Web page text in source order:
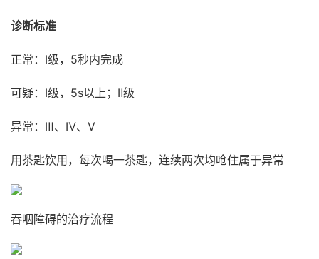
诊断标准
正常：Ⅰ级，5秒内完成
可疑：Ⅰ级，5s以上；Ⅱ级
异常：Ⅲ、Ⅳ、Ⅴ
用茶匙饮用，每次喝一茶匙，连续两次均呛住属于异常
吞咽障碍的治疗流程